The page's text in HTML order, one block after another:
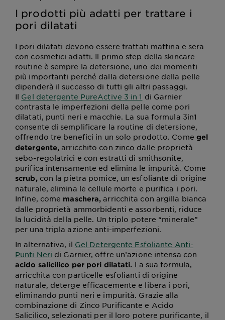
I prodotti più adatti per trattare i
pori dilatati
I pori dilatati devono essere trattati mattina e sera
con cosmetici adatti. Il primo step della skincare
routine è sempre la detersione, uno dei momenti
più importanti perché dalla detersione della pelle
dipenderà il successo di tutti gli altri passaggi.
Il Gel detergente PureActive 3 in 1 di Garnier
contrasta le imperfezioni della pelle come pori
dilatati, punti neri e macchie. La sua formula 3in1
consente di semplificare la routine di detersione,
offrendo tre benefici in un solo prodotto. Come gel
detergente, arricchito con zinco dalle proprietà
sebo-regolatrici e con estratti di smithsonite,
purifica intensamente ed elimina le impurità. Come
scrub,con la pietra pomice, un esfoliante di origine
naturale, elimina le cellule morte e purifica i pori.
Infine, come maschera, arricchita con argilla bianca
dalle proprietà ammorbidenti e assorbenti, riduce
la lucidità della pelle. Un triplo potere “minerale”
per una tripla azione anti-imperfezioni.
In alternativa, il Gel Detergente Esfoliante Anti-
Punti Neri di Garnier, offre un’azione intensa con
acido salicilico per pori dilatati. La sua formula,
arricchita con particelle esfolianti di origine
naturale, deterge efficacemente e libera i pori,
eliminando punti neri e impurità. Grazie alla
combinazione di Zinco Purificante e Acido
Salicilico, selezionati per il loro potere purificante, il